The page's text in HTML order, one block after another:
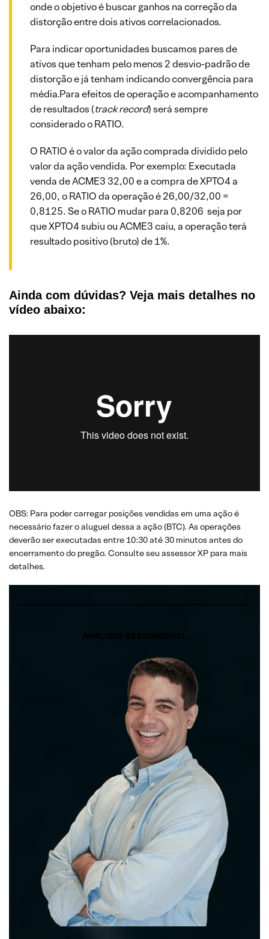
onde o objetivo é buscar ganhos na correção da
distorção entre dois ativos correlacionados.
Para indicar oportunidades buscamos pares de
ativos que tenham pelo menos 2 desvio-padrão de
distorção e já tenham indicando convergência para
média.Para efeitos de operação e acompanhamento
de resultados (track record) será sempre
considerado o RATIO.
O RATIO é o valor da ação comprada dividido pelo
valor da ação vendida. Por exemplo: Executada
venda de ACME3 32,00 e a compra de XPTO4 a
26,00, o RATIO da operação é 26,00/32,00 =
0,8125. Se o RATIO mudar para 0,8206 seja por
que XPTO4 subiu ou ACME3 caiu, a operação terá
resultado positivo (bruto) de 1%.
Ainda com dúvidas? Veja mais detalhes no
vídeo abaixo:
OBS: Para poder carregar posições vendidas em uma ação é
necessário fazer o aluguel dessa a ação (BTC). As operações
deverão ser executadas entre 10:30 até 30 minutos antes do
encerramento do pregão. Consulte seu assessor XP para mais
detalhes.